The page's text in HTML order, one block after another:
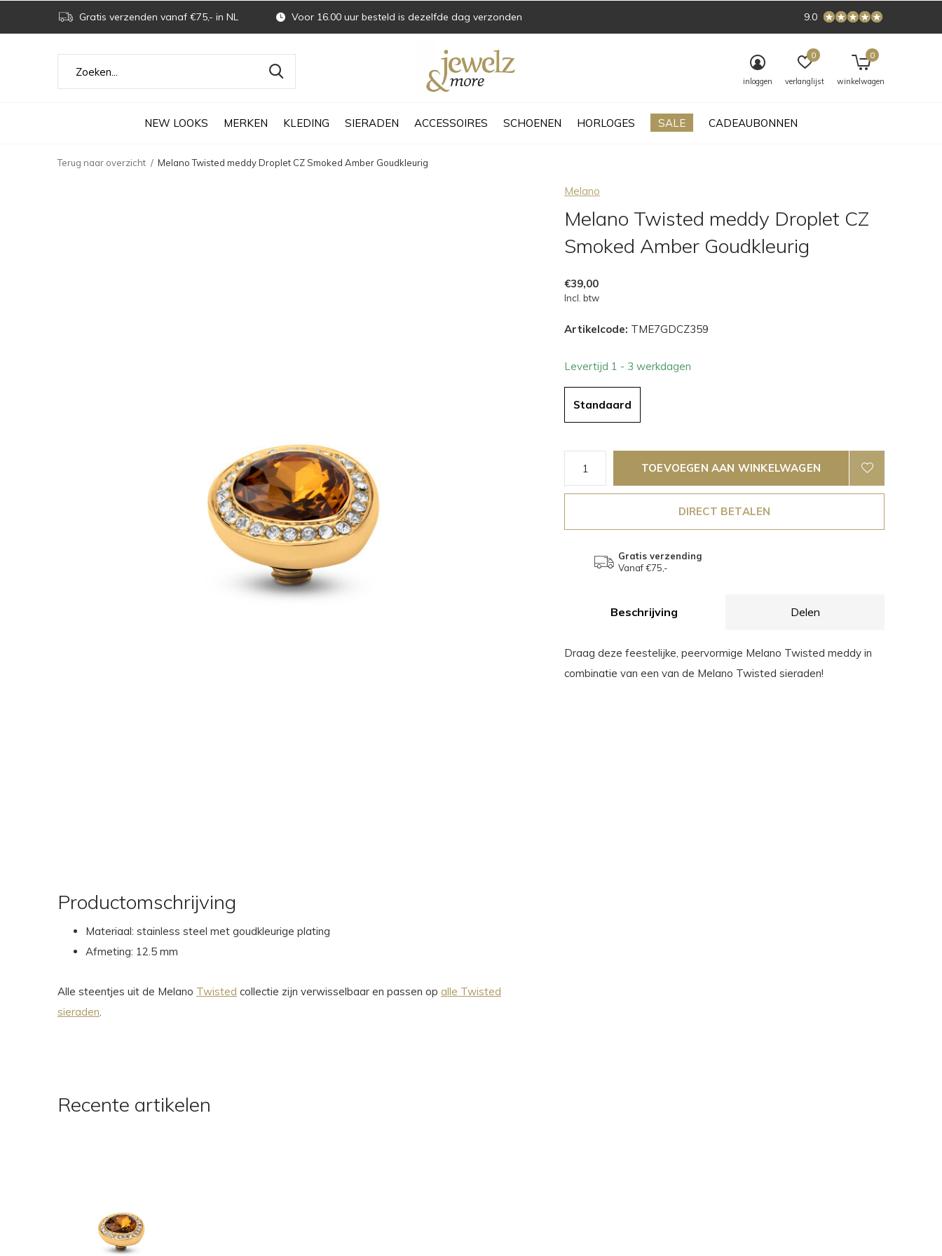
NEW LOOKS MERKEN KLEDING SIERADEN ACCESSOIRES SCHOENEN HORLOGES SALE CADEAUBONNEN
inloggen verlanglijst
0
winkelwagen
0
Gratis verzenden vanaf €75,- in NL Voor 16.00 uur besteld is dezelfde dag verzonden 9.0
Terug naar overzicht Melano Twisted meddy Droplet CZ Smoked Amber Goudkleurig
Melano
Melano Twisted meddy Droplet CZ
Smoked Amber Goudkleurig
€39,00
Incl. btw
Artikelcode: TME7GDCZ359
Levertijd 1 - 3 werkdagen
Standaard
TOEVOEGEN AAN WINKELWAGEN
DIRECT BETALEN
Gratis verzending
Vanaf €75,-
Beschrijving Delen
Draag deze feestelijke, peervormige Melano Twisted meddy in
combinatie van een van de Melano Twisted sieraden!
Productomschrijving
Materiaal: stainless steel met goudkleurige plating
Afmeting: 12.5 mm
Alle steentjes uit de Melano Twisted collectie zijn verwisselbaar en passen op alle Twisted
sieraden.
Recente artikelen